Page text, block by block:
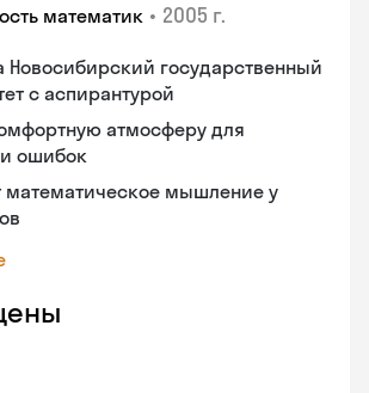
математик • 2005 г.
Новосибирский государственный
с аспирантурой
атмосферу для
ошибок
математическое мышление у